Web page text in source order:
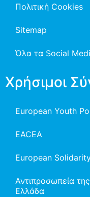
Πολιτική Cookies
Sitemap
Όλα τα Social
Χρήσιμοι
European Youth
EACEA
European
Αντιπροσωπεία
Ελλάδα